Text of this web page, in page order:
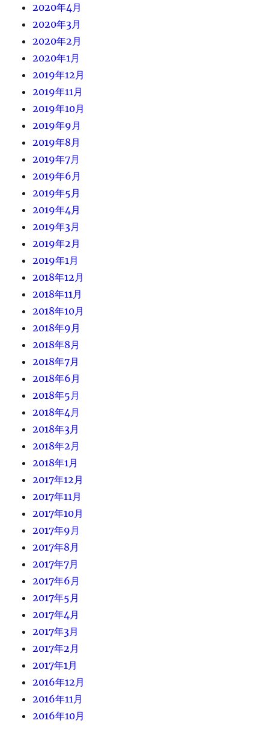
2020年4月
2020年3月
2020年2月
2020年1月
2019年12月
2019年11月
2019年10月
2019年9月
2019年8月
2019年7月
2019年6月
2019年5月
2019年4月
2019年3月
2019年2月
2019年1月
2018年12月
2018年11月
2018年10月
2018年9月
2018年8月
2018年7月
2018年6月
2018年5月
2018年4月
2018年3月
2018年2月
2018年1月
2017年12月
2017年11月
2017年10月
2017年9月
2017年8月
2017年7月
2017年6月
2017年5月
2017年4月
2017年3月
2017年2月
2017年1月
2016年12月
2016年11月
2016年10月